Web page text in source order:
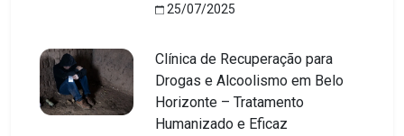
25/07/2025
Clínica de Recuperação para
Drogas e Alcoolismo em Belo
Horizonte – Tratamento
Humanizado e Eficaz